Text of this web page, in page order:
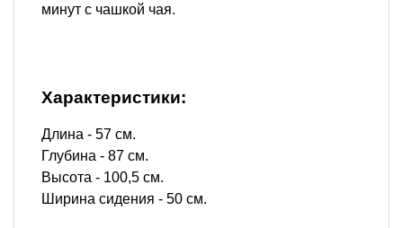
минут с чашкой чая.
Характеристики:
Длина - 57 см.
Глубина - 87 см.
Высота - 100,5 см.
Ширина сидения - 50 см.